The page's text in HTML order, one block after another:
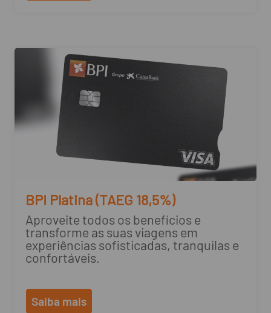
BPI Platina (TAEG 18,5%)
Aproveite todos os benefícios e
transforme as suas viagens em
experiências sofisticadas, tranquilas e
confortáveis.
Saiba mais